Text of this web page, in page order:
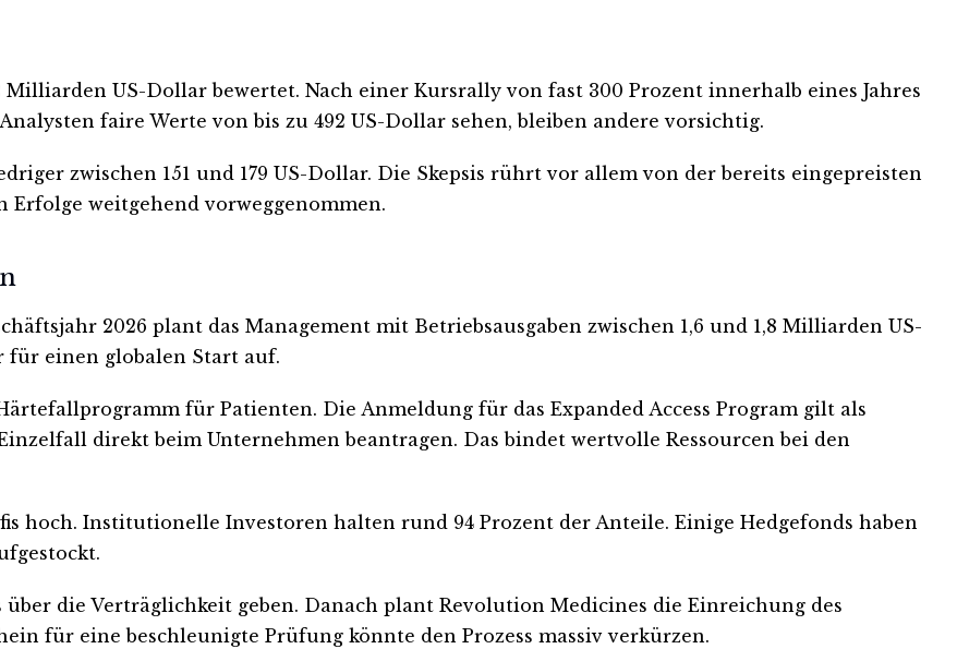
US-Dollar bewertet. Nach einer Kursrally von fast 300 Prozent innerhalb eines Jahres
faire Werte von bis zu 492 US-Dollar sehen, bleiben andere vorsichtig.
zwischen 151 und 179 US-Dollar. Die Skepsis rührt vor allem von der bereits eingepreisten
weitgehend vorweggenommen.
2026 plant das Management mit Betriebsausgaben zwischen 1,6 und 1,8 Milliarden US-
einen globalen Start auf.
für Patienten. Die Anmeldung für das Expanded Access Program gilt als
direkt beim Unternehmen beantragen. Das bindet wertvolle Ressourcen bei den
hoch. Institutionelle Investoren halten rund 94 Prozent der Anteile. Einige Hedgefonds haben
die Verträglichkeit geben. Danach plant Revolution Medicines die Einreichung des
für eine beschleunigte Prüfung könnte den Prozess massiv verkürzen.